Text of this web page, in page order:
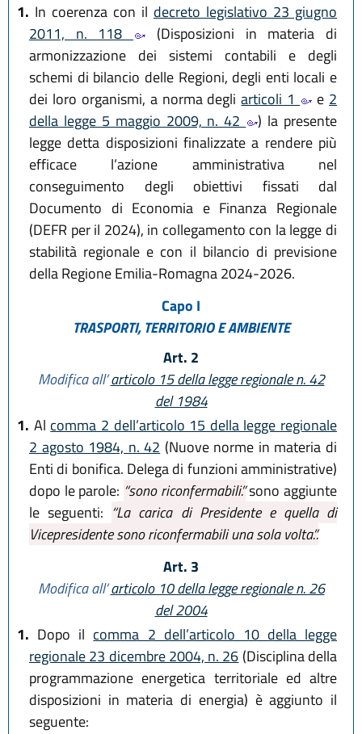
1. In coerenza con il decreto legislativo 23 giugno
2011, n. 118
(Disposizioni in materia di
armonizzazione dei sistemi contabili e degli
schemi di bilancio delle Regioni, degli enti locali e
dei loro organismi, a norma degliarticoli 1 e 2
della legge 5 maggio 2009, n. 42
) la presente
legge detta disposizioni finalizzate a rendere più
efficace l’azione amministrativa nel
conseguimento degli obiettivi fissati dal
Documento di Economia e Finanza Regionale
(DEFR per il 2024), in collegamento con la legge di
stabilità regionale e con il bilancio di previsione
della Regione Emilia-Romagna 2024-2026.
Capo I
TRASPORTI, TERRITORIO E AMBIENTE
Art. 2
Modifica all’articolo 15 della legge regionale n. 42
del 1984
1. Al comma 2 dell’articolo 15 della legge regionale
2 agosto 1984, n. 42 (Nuove norme in materia di
Enti di bonifica. Delega di funzioni amministrative)
dopo le parole: “sono riconfermabili.”sono aggiunte
le seguenti: “La carica di Presidente e quella di
Vicepresidente sono riconfermabili una sola volta.”.
Art. 3
Modifica all’articolo 10 della legge regionale n. 26
del 2004
1. Dopo il comma 2 dell’articolo 10 della legge
regionale 23 dicembre 2004, n. 26 (Disciplina della
programmazione energetica territoriale ed altre
disposizioni in materia di energia) è aggiunto il
seguente: